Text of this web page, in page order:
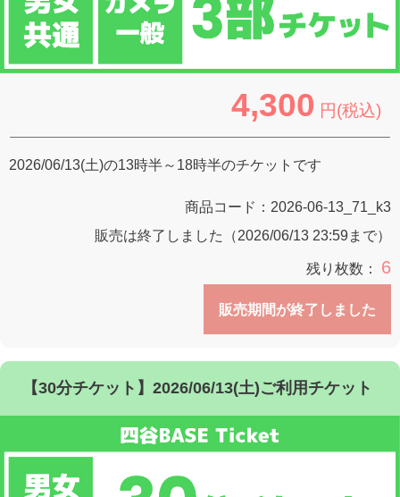
4,300 円(税込)
2026/06/13(土)の13時半～18時半のチケットです
商品コード： 2026-06-13_71_k3
販売は終了しました（2026/06/13 23:59まで）
残り枚数： 6
販売期間が終了しました
【30分チケット】2026/06/13(土)ご利用チケット